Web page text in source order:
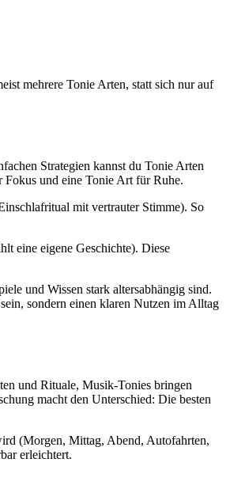
mehrere Tonie Arten, statt sich nur auf
Strategien kannst du Tonie Arten
und eine Tonie Art für Ruhe.
mit vertrauter Stimme). So
eine eigene Geschichte). Diese
und Wissen stark altersabhängig sind.
sondern einen klaren Nutzen im Alltag
und Rituale, Musik-Tonies bringen
macht den Unterschied: Die besten
(Morgen, Mittag, Abend, Autofahrten,
erleichtert.